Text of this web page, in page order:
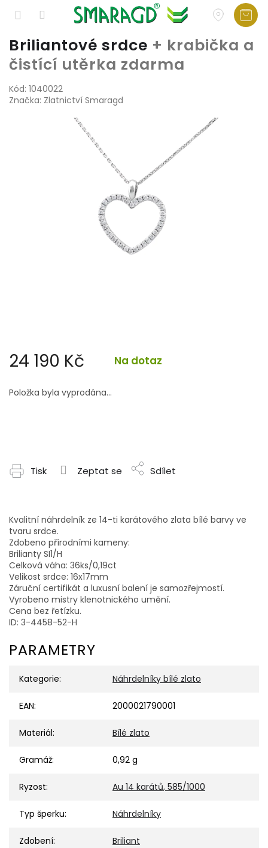
Přejít
obsah
Briliantové srdce + krabička a
čistící utěrka zdarma
Kód: 1040022
Značka: Zlatnictví Smaragd
24 190 Kč Na dotaz
cena:
Položka byla vyprodána…
Tisk Zeptat se Sdílet
Kvalitní náhrdelník ze 14-ti karátového zlata bílé barvy ve
tvaru srdce.
Zdobeno přírodními kameny:
Brilianty SI1/H
Celková váha: 36ks/0,19ct
Velikost srdce: 16x17mm
Záruční certifikát a luxusní balení je samozřejmostí.
Vyrobeno mistry klenotnického umění.
Cena bez řetízku.
ID: 3-4458-52-H
PARAMETRY
Kategorie: Náhrdelníky bílé zlato
EAN: 2000021790001
Materiál: Bílé zlato
Gramáž: 0,92 g
Ryzost: Au 14 karátů, 585/1000
Typ šperku: Náhrdelníky
Zdobení: Briliant